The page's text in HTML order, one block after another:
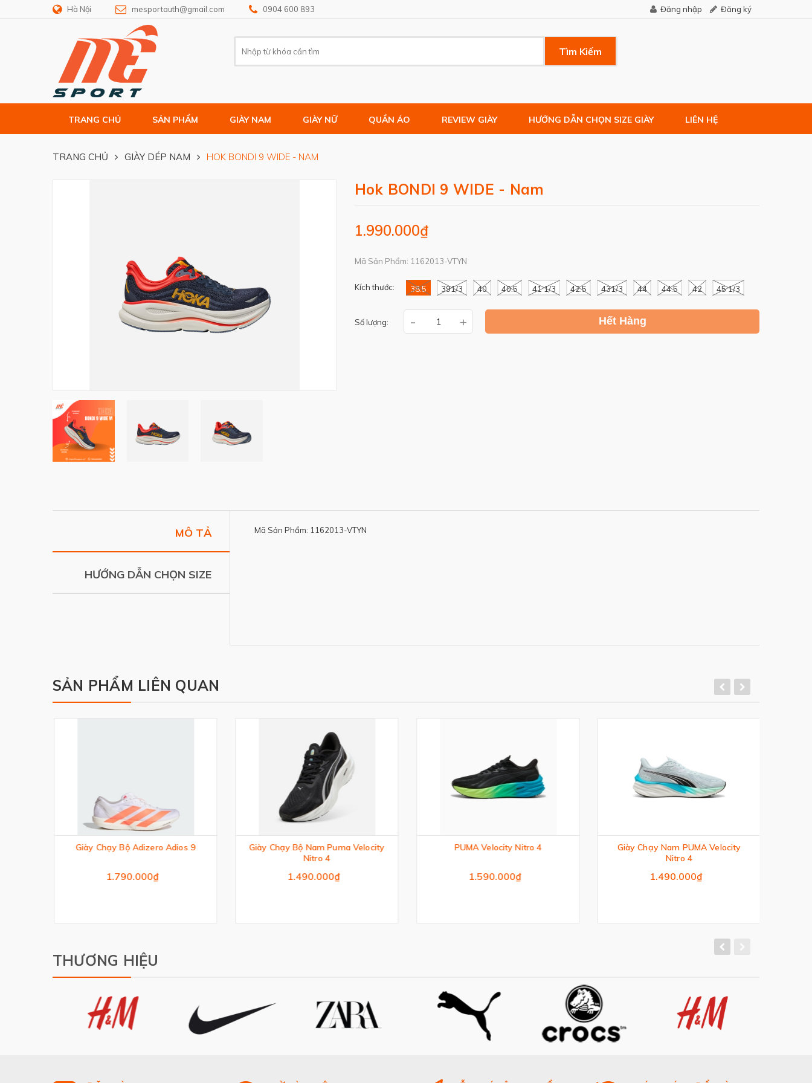
Hà Nội mesportauth@gmail.com 0904 600 893 Đăng nhập Đăng ký
Tìm Kiếm
TRANG CHỦ SẢN PHẨM GIÀY NAM GIÀY NỮ QUẦN ÁO REVIEW GIÀY HƯỚNG DẪN CHỌN SIZE GIÀY LIÊN HỆ
TRANG CHỦ GIÀY DÉP NAM HOK BONDI 9 WIDE - NAM
Hok BONDI 9 WIDE - Nam
1.990.000₫
Mã Sản Phẩm: 1162013-VTYN
Kích thước: 38.5 391/3 40 40.5 41 1/3 42.5 431/3 44 44.5 42 45 1/3
Số lượng: - + Hết Hàng
MÔ TẢ
HƯỚNG DẪN CHỌN SIZE
Mã Sản Phẩm: 1162013-VTYN
SẢN PHẨM LIÊN QUAN
Giày Chạy Bộ Adizero Adios 9
1.790.000₫
Giày Chạy Bộ Nam Puma Velocity
Nitro 4
1.490.000₫
PUMA Velocity Nitro 4
1.590.000₫
Giày Chạy Nam PUMA Velocity
Nitro 4
1.490.000₫
THƯƠNG HIỆU